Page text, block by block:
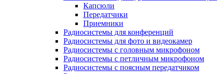
Капсюли
Передатчики
Приемники
Радиосистемы для конференций
Радиосистемы для фото и видеокамер
Радиосистемы с головным микрофоном
Радиосистемы с петличным микрофоном
Радиосистемы с поясным передатчиком